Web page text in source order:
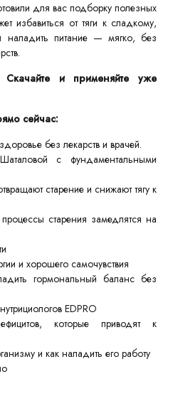
для вас подборку полезных
избавиться от тяги к сладкому,
наладить питание — мягко, без
и применяйте уже
сейчас:
без лекарств и врачей.
с фундаментальными
старение и снижают тягу к
старения замедлятся на
и хорошего самочувствия
гормональный баланс без
EDPRO
которые приводят к
и как наладить его работу